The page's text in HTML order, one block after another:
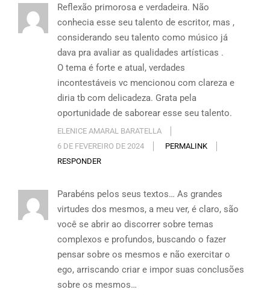
Reflexão primorosa e verdadeira. Não
conhecia esse seu talento de escritor, mas ,
considerando seu talento como músico já
dava pra avaliar as qualidades artísticas .
O tema é forte e atual, verdades
incontestáveis vc mencionou com clareza e
diria tb com delicadeza. Grata pela
oportunidade de saborear esse seu talento.
ELENICE AMARAL BARATELLA
6 DE FEVEREIRO DE 2024
PERMALINK
RESPONDER
Parabéns pelos seus textos… As grandes
virtudes dos mesmos, a meu ver, é claro, são
você se abrir ao discorrer sobre temas
complexos e profundos, buscando o fazer
pensar sobre os mesmos e não exercitar o
ego, arriscando criar e impor suas conclusões
sobre os mesmos…